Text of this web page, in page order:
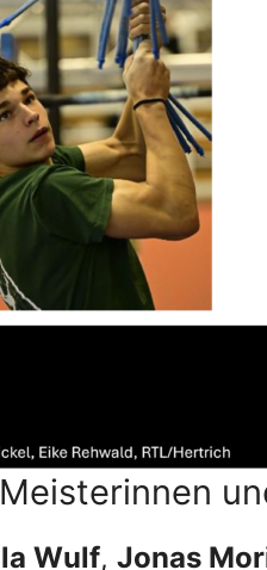
Wulf, Jonas